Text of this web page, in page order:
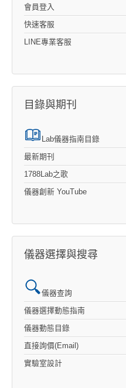
會員登入
快速客服
LINE專業客服
目錄與期刊
Lab儀器指南目錄
最新期刊
1788Lab之歌
儀器創新 YouTube
儀器選擇與搜尋
儀器查詢
儀器選擇動態指南
儀器動態目錄
直接詢價(Email)
實驗室設計